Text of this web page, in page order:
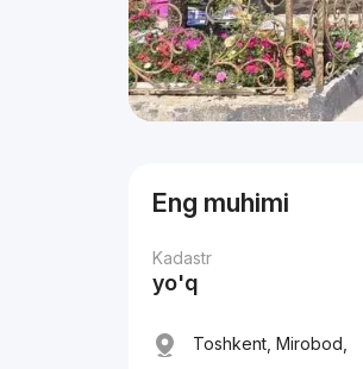
Eng muhimi
Kadastr
yo'q
Toshkent, Mirobod,